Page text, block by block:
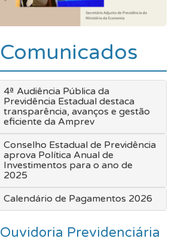
Comunicados
4ª Audiência Pública da
Previdência Estadual destaca
transparência, avanços e gestão
eficiente da Amprev
Conselho Estadual de Previdência
aprova Política Anual de
Investimentos para o ano de
2025
Calendário de Pagamentos 2026
Ouvidoria Previdenciária